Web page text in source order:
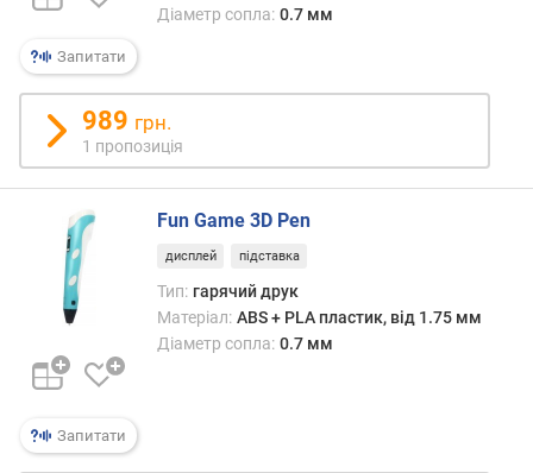
Запитати
Діаметр сопла: 0.7 мм
989 грн.
1 пропозиція
Запитати
Fun Game 3D Pen
дисплей підставка
Тип: гарячий друк
Матеріал: ABS + PLA пластик, від 1.75 мм
Діаметр сопла: 0.7 мм